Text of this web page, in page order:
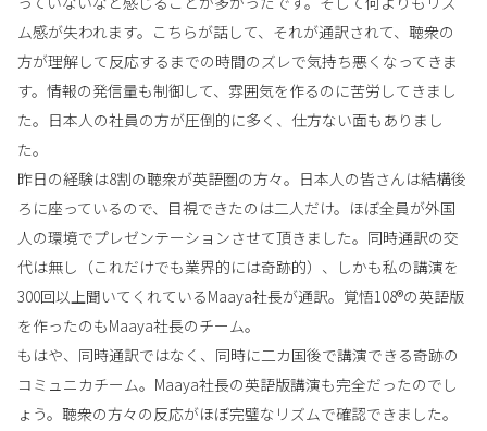
ム感が失われます。こちらが話して、それが通訳されて、聴衆の
方が理解して反応するまでの時間のズレで気持ち悪くなってきま
す。情報の発信量も制御して、雰囲気を作るのに苦労してきまし
た。日本人の社員の方が圧倒的に多く、仕方ない面もありまし
た。
昨日の経験は8割の聴衆が英語圏の方々。日本人の皆さんは結構後
ろに座っているので、目視できたのは二人だけ。ほぼ全員が外国
人の環境でプレゼンテーションさせて頂きました。同時通訳の交
代は無し（これだけでも業界的には奇跡的）、しかも私の講演を
300回以上聞いてくれているMaaya社長が通訳。覚悟108®の英語版
を作ったのもMaaya社長のチーム。
もはや、同時通訳ではなく、同時に二カ国後で講演できる奇跡の
コミュニカチーム。Maaya社長の英語版講演も完全だったのでし
ょう。聴衆の方々の反応がほぼ完璧なリズムで確認できました。